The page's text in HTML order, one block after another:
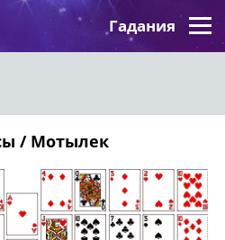
Гадания
/ Мотылек